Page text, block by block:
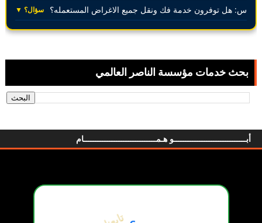
س: هل توفرون خدمة فك ونقل جميع الاغراض المستعمله؟ سؤال؟ ▼
بحث خدمات مؤسسة الناصر العالمي
أبـــــــــــــــــــــــــــــــو هـمـــــــــــــــــــــــــــــــام